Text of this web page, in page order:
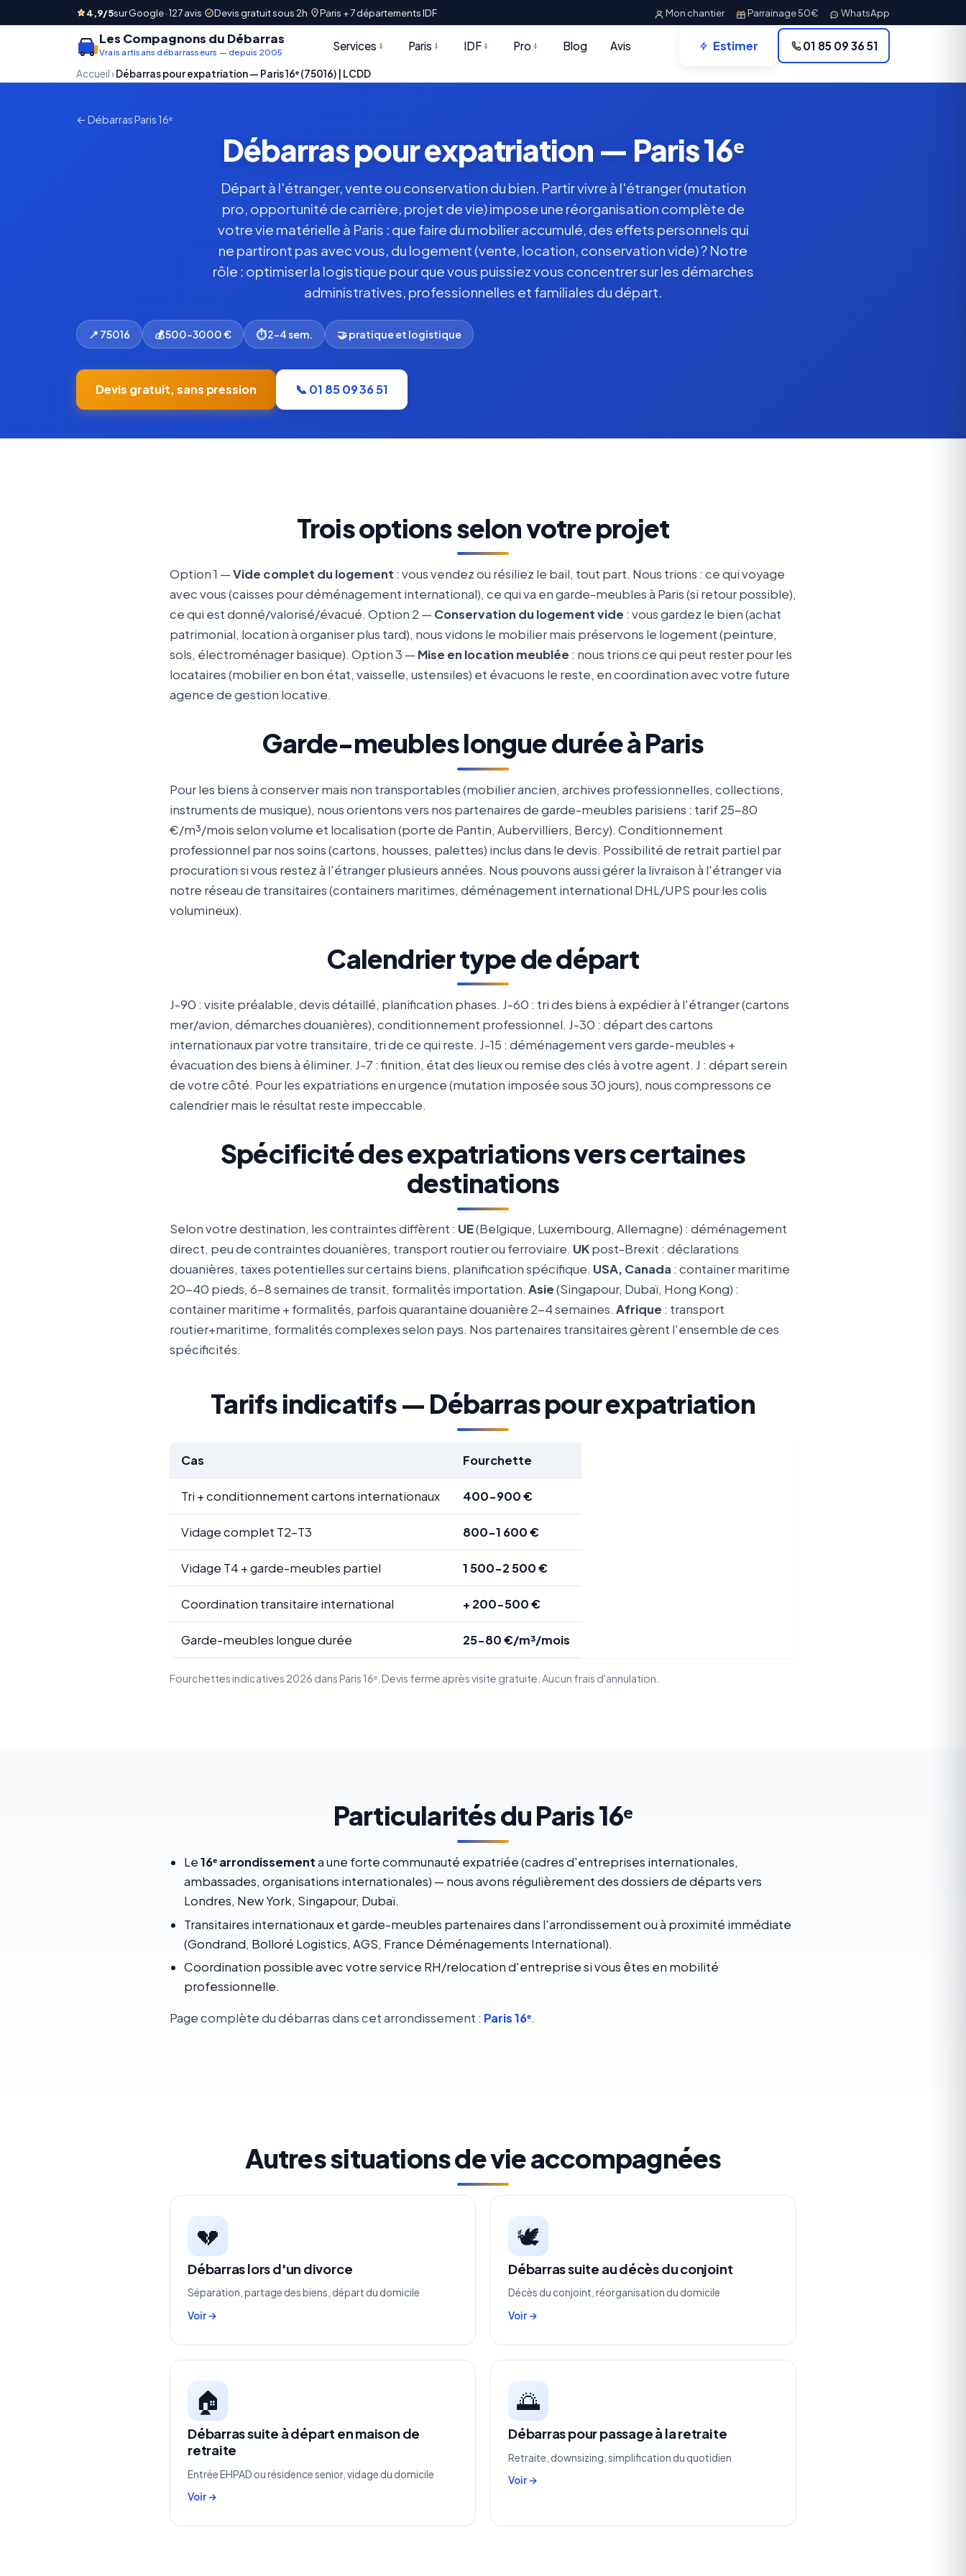
4,9/5sur Google · 127 avis· Devis gratuit sous 2h· Paris + 7 départements IDF Mon chantier Parrainage 50€ WhatsApp
Les Compagnons du Débarras
Vrais artisans débarrasseurs — depuis 2005 Services Paris IDF Pro Blog Avis Estimer 01 85 09 36 51
Accueil›Débarras pour expatriation — Paris 16ᵉ (75016) | LCDD
← Débarras Paris 16ᵉ
Débarras pour expatriation — Paris 16ᵉ
Départ à l'étranger, vente ou conservation du bien. Partir vivre à l'étranger (mutation
pro, opportunité de carrière, projet de vie) impose une réorganisation complète de
votre vie matérielle à Paris : que faire du mobilier accumulé, des effets personnels qui
ne partiront pas avec vous, du logement (vente, location, conservation vide) ? Notre
rôle : optimiser la logistique pour que vous puissiez vous concentrer sur les démarches
administratives, professionnelles et familiales du départ.
📍 75016 💰 500-3000 € ⏱ 2-4 sem. 🤝 pratique et logistique
Devis gratuit, sans pression 📞 01 85 09 36 51
Trois options selon votre projet
Option 1 —Vide complet du logement : vous vendez ou résiliez le bail, tout part. Nous trions : ce qui voyage
avec vous (caisses pour déménagement international), ce qui va en garde-meubles à Paris (si retour possible),
ce qui est donné/valorisé/évacué. Option 2 — Conservation du logement vide : vous gardez le bien (achat
patrimonial, location à organiser plus tard), nous vidons le mobilier mais préservons le logement (peinture,
sols, électroménager basique). Option 3 — Mise en location meublée : nous trions ce qui peut rester pour les
locataires (mobilier en bon état, vaisselle, ustensiles) et évacuons le reste, en coordination avec votre future
agence de gestion locative.
Garde-meubles longue durée à Paris
Pour les biens à conserver mais non transportables (mobilier ancien, archives professionnelles, collections,
instruments de musique), nous orientons vers nos partenaires de garde-meubles parisiens : tarif 25-80
€/m³/mois selon volume et localisation (porte de Pantin, Aubervilliers, Bercy). Conditionnement
professionnel par nos soins (cartons, housses, palettes) inclus dans le devis. Possibilité de retrait partiel par
procuration si vous restez à l'étranger plusieurs années. Nous pouvons aussi gérer la livraison à l'étranger via
notre réseau de transitaires (containers maritimes, déménagement international DHL/UPS pour les colis
volumineux).
Calendrier type de départ
J-90 : visite préalable, devis détaillé, planification phases. J-60 : tri des biens à expédier à l'étranger (cartons
mer/avion, démarches douanières), conditionnement professionnel. J-30 : départ des cartons
internationaux par votre transitaire, tri de ce qui reste. J-15 : déménagement vers garde-meubles +
évacuation des biens à éliminer. J-7 : finition, état des lieux ou remise des clés à votre agent. J : départ serein
de votre côté. Pour les expatriations en urgence (mutation imposée sous 30 jours), nous compressons ce
calendrier mais le résultat reste impeccable.
Spécificité des expatriations vers certaines
destinations
Selon votre destination, les contraintes diffèrent : UE(Belgique, Luxembourg, Allemagne) : déménagement
direct, peu de contraintes douanières, transport routier ou ferroviaire. UKpost-Brexit : déclarations
douanières, taxes potentielles sur certains biens, planification spécifique. USA, Canada : container maritime
20-40 pieds, 6-8 semaines de transit, formalités importation. Asie(Singapour, Dubaï, Hong Kong) :
container maritime + formalités, parfois quarantaine douanière 2-4 semaines. Afrique : transport
routier+maritime, formalités complexes selon pays. Nos partenaires transitaires gèrent l'ensemble de ces
spécificités.
Tarifs indicatifs — Débarras pour expatriation
Cas Fourchette
Tri + conditionnement cartons internationaux 400-900 €
Vidage complet T2-T3 800-1 600 €
Vidage T4 + garde-meubles partiel 1 500-2 500 €
Coordination transitaire international + 200-500 €
Garde-meubles longue durée 25-80 €/m³/mois
Fourchettes indicatives 2026 dans Paris 16ᵉ. Devis ferme après visite gratuite. Aucun frais d'annulation.
Particularités du Paris 16ᵉ
Le16ᵉ arrondissementa une forte communauté expatriée (cadres d'entreprises internationales,
ambassades, organisations internationales) — nous avons régulièrement des dossiers de départs vers
Londres, New York, Singapour, Dubaï.
Transitaires internationaux et garde-meubles partenaires dans l'arrondissement ou à proximité immédiate
(Gondrand, Bolloré Logistics, AGS, France Déménagements International).
Coordination possible avec votre service RH/relocation d'entreprise si vous êtes en mobilité
professionnelle.
Page complète du débarras dans cet arrondissement : Paris 16ᵉ.
Autres situations de vie accompagnées
💔
Débarras lors d'un divorce
Séparation, partage des biens, départ du domicile
Voir →
🕊️
Débarras suite au décès du conjoint
Décès du conjoint, réorganisation du domicile
Voir →
🏠
Débarras suite à départ en maison de
retraite
Entrée EHPAD ou résidence senior, vidage du domicile
Voir →
🌅
Débarras pour passage à la retraite
Retraite, downsizing, simplification du quotidien
Voir →